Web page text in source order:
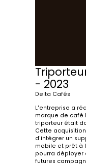
- 2023
Delta Cafés
L'entreprise a
marque de café
triporteur était
Cette
d'intégrer un
mobile et prêt à
pourra déployer
futures